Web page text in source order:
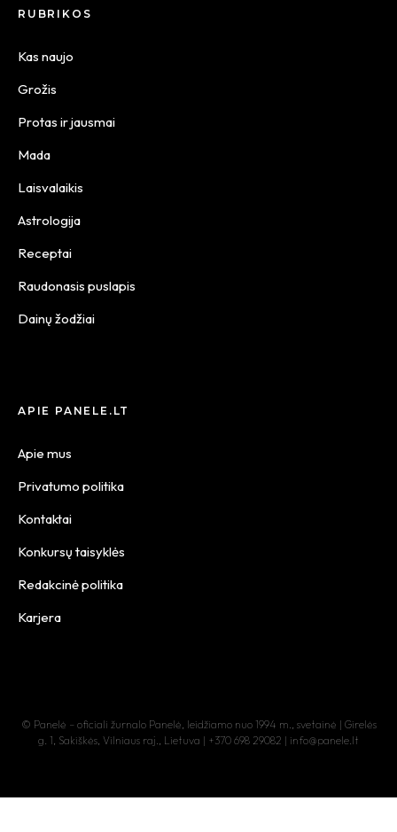
RUBRIKOS
Kas naujo
Grožis
Protas ir jausmai
Mada
Laisvalaikis
Astrologija
Receptai
Raudonasis puslapis
Dainų žodžiai
APIE PANELE.LT
Apie mus
Privatumo politika
Kontaktai
Konkursų taisyklės
Redakcinė politika
Karjera
© Panelė – oficiali žurnalo Panelė, leidžiamo nuo 1994 m., svetainė | Girelės
g. 1, Sakiškės, Vilniaus raj., Lietuva | +370 698 29082 | info@panele.lt